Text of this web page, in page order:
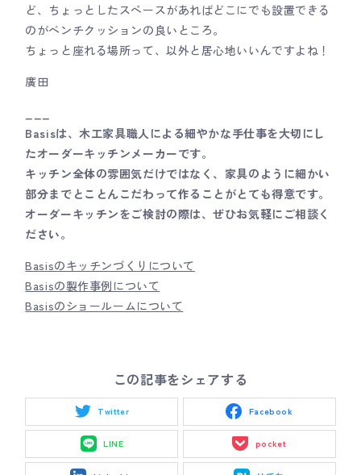
ど、ちょっとしたスペースがあればどこにでも設置できる
のがベンチクッションの良いところ。
ちょっと座れる場所って、以外と居心地いいんですよね！
廣田
Basisは、木工家具職人による細やかな手仕事を大切にし
たオーダーキッチンメーカーです。
キッチン全体の雰囲気だけではなく、家具のように細かい
部分までとことんこだわって作ることがとても得意です。
オーダーキッチンをご検討の際は、ぜひお気軽にご相談く
ださい。
Basisのキッチンづくりについて
Basisの製作事例について
Basisのショールームについて
この記事をシェアする
Twitter Facebook
LINE pocket